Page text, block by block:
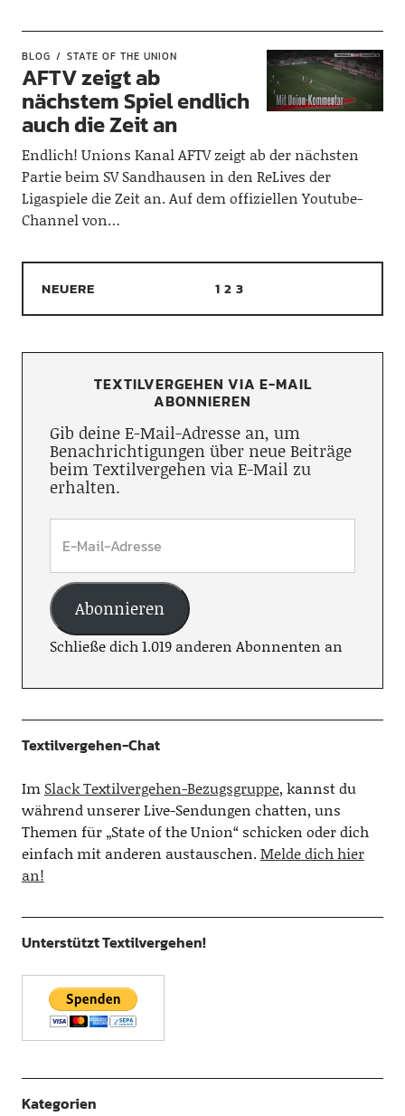
BLOG STATE OF THE UNION
AFTV zeigt ab
nächstem Spiel endlich
auch die Zeit an
Endlich! Unions Kanal AFTV zeigt ab der nächsten
Partie beim SV Sandhausen in den ReLives der
Ligaspiele die Zeit an. Auf dem offiziellen Youtube-
Channel von…
NEUERE 1 2 3
TEXTILVERGEHEN VIA E-MAIL
ABONNIEREN
Gib deine E-Mail-Adresse an, um
Benachrichtigungen über neue Beiträge
beim Textilvergehen via E-Mail zu
erhalten.
Abonnieren
Schließe dich 1.019 anderen Abonnenten an
Textilvergehen-Chat
Im Slack Textilvergehen-Bezugsgruppe, kannst du
während unserer Live-Sendungen chatten, uns
Themen für „State of the Union“ schicken oder dich
einfach mit anderen austauschen.Melde dich hier
an!
Unterstützt Textilvergehen!
Kategorien